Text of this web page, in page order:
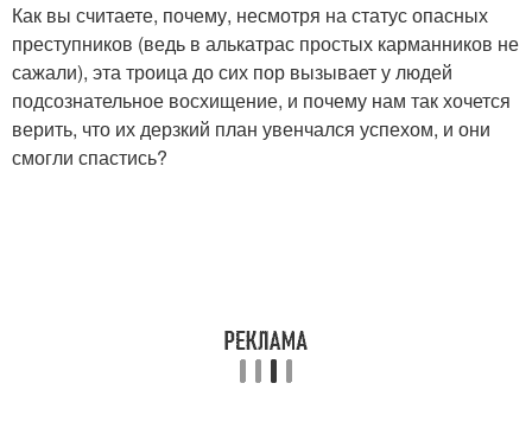
Как вы считаете, почему, несмотря на статус опасных
преступников (ведь в алькатрас простых карманников не
сажали), эта троица до сих пор вызывает у людей
подсознательное восхищение, и почему нам так хочется
верить, что их дерзкий план увенчался успехом, и они
смогли спастись?